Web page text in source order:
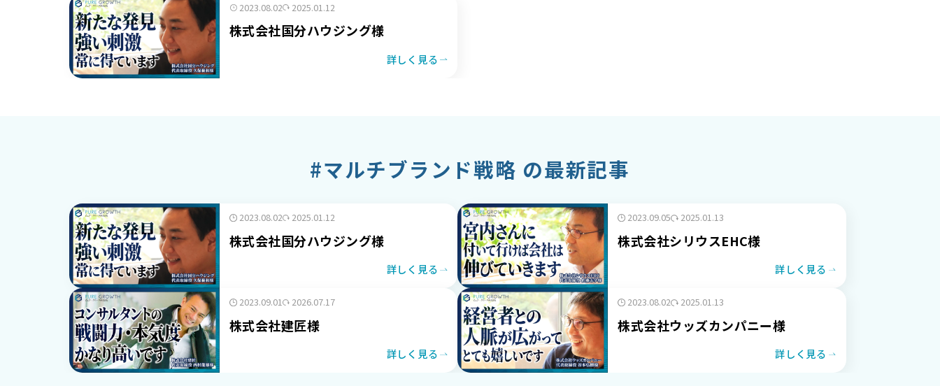
2023.08.02 2025.01.12
株式会社国分ハウジング様
詳しく見る
#マルチブランド戦略 の最新記事
2023.08.02 2025.01.12
株式会社国分ハウジング様
詳しく見る
2023.09.05 2025.01.13
株式会社シリウスEHC様
詳しく見る
2023.09.01 2026.07.17
株式会社建匠様
詳しく見る
2023.08.02 2025.01.13
株式会社ウッズカンパニー様
詳しく見る